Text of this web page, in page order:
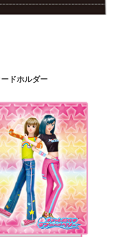
ドホルダー